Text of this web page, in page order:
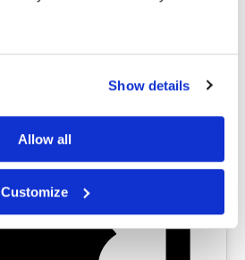
Show details
Allow all
Customize